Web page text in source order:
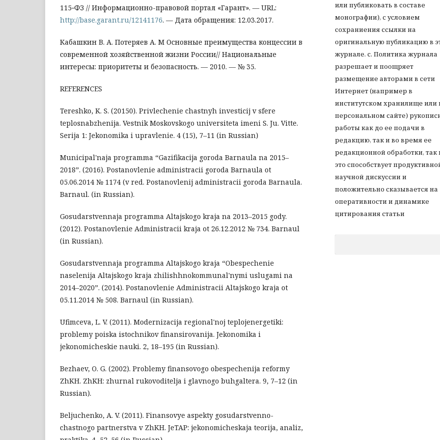
115‑ФЗ // Информационно-правовой портал «Гарант». — URL:
http://base.garant.ru/12141176. — Дата обращения: 12.03.2017.
Кабашкин В. А. Потеряев А. М Основные преимущества концессии в
современной хозяйственной жизни России// Национальные
интересы: приоритеты и безопасность. — 2010. — № 35.
REFERENCES
Tereshko, K. S. (20150). Privlechenie chastnyh investicij v sfere
teplosnabzhenija. Vestnik Moskovskogo universiteta imeni S. Ju. Vitte.
Serija 1: Jekonomika i upravlenie. 4 (15), 7–11 (in Russian)
Municipal'naja programma “Gazifikacija goroda Barnaula na 2015–
2018”. (2016). Postanovlenie administracii goroda Barnaula ot
05.06.2014 № 1174 (v red. Postanovlenij administracii goroda Barnaula.
Barnaul. (in Russian).
Gosudarstvennaja programma Altajskogo kraja na 2013–2015 gody.
(2012). Postanovlenie Administracii kraja ot 26.12.2012 № 734. Barnaul
(in Russian).
Gosudarstvennaja programma Altajskogo kraja “Obespechenie
naselenija Altajskogo kraja zhilishhnokommunal'nymi uslugami na
2014–2020”. (2014). Postanovlenie Administracii Altajskogo kraja ot
05.11.2014 № 508. Barnaul (in Russian).
Ufimceva, L. V. (2011). Modernizacija regional'noj teplojenergetiki:
problemy poiska istochnikov finansirovanija. Jekonomika i
jekonomicheskie nauki. 2, 18–195 (in Russian).
Bezhaev, O. G. (2002). Problemy finansovogo obespechenija reformy
ZhKH. ZhKH: zhurnal rukovoditelja i glavnogo buhgaltera. 9, 7–12 (in
Russian).
Beljuchenko, A. V. (2011). Finansovye aspekty gosudarstvenno-
chastnogo partnerstva v ZhKH. JeTAP: jekonomicheskaja teorija, analiz,
или публиковать в составе
монографии), с условием
сохраниения ссылки на
оригинальную публикацию в
журнале. с. Политика журнала
разрешает и поощряет
размещение авторами в сети
Интернет (например в
институтском хранилище или
персональном сайте)
работы как до ее подачи в
редакцию, так и во время ее
редакционной обработки, так
это способствует
научной дискуссии и
положительно сказывается на
оперативности и динамике
цитирования статьи